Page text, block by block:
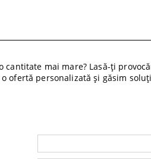
cantitate mai mare? Lasă-ți
ofertă personalizată și găsim